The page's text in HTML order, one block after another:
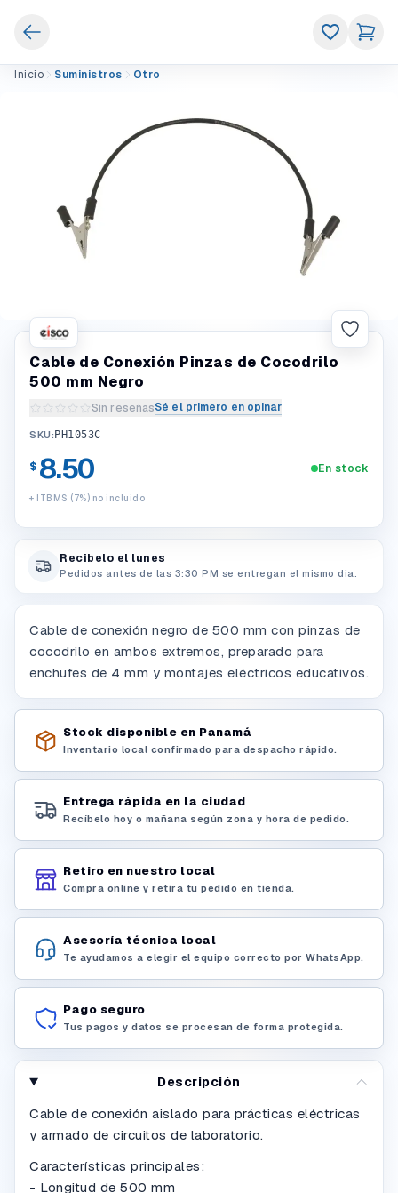
Inicio Suministros Otro
Cable de Conexión Pinzas de Cocodrilo
500 mm Negro
Sin reseñasSé el primero en opinar
Escribir una reseña del producto
SKU: PH1053C
$ 8.50
+ ITBMS (7%) no incluido
En stock
Recibelo el lunes
Pedidos antes de las 3:30 PM se entregan el mismo dia.
Cable de conexión negro de 500 mm con pinzas de
cocodrilo en ambos extremos, preparado para
enchufes de 4 mm y montajes eléctricos educativos.
Stock disponible en Panamá
Inventario local confirmado para despacho rápido.
Entrega rápida en la ciudad
Recíbelo hoy o mañana según zona y hora de pedido.
Retiro en nuestro local
Compra online y retira tu pedido en tienda.
Asesoría técnica local
Te ayudamos a elegir el equipo correcto por WhatsApp.
Pago seguro
Tus pagos y datos se procesan de forma protegida.
Descripción
Cable de conexión aislado para prácticas eléctricas
y armado de circuitos de laboratorio.
Características principales:
- Longitud de 500 mm